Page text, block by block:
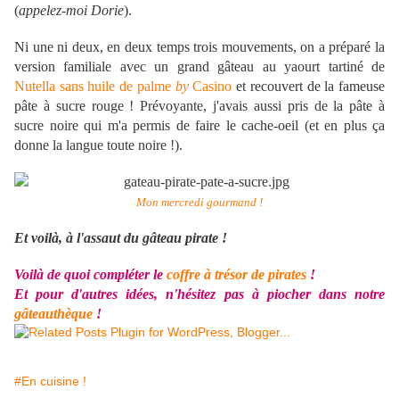
(appelez-moi Dorie).
Ni une ni deux, en deux temps trois mouvements, on a préparé la
version familiale avec un grand gâteau au yaourt tartiné de
Nutella sans huile de palme byCasino et recouvert de la fameuse
pâte à sucre rouge ! Prévoyante, j'avais aussi pris de la pâte à
sucre noire qui m'a permis de faire le cache-oeil (et en plus ça
donne la langue toute noire !).
Mon mercredi gourmand !
Et voilà, à l'assaut du gâteau pirate !
Voilà de quoi compléter le coffre à trésor de pirates !
Et pour d'autres idées, n'hésitez pas à piocher dans notre
gâteauthèque !
#En cuisine !